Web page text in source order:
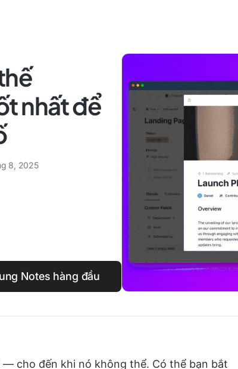
nhất để
8, 2025
Notes hàng đầu
cho đến khi nó không thể. Có thể bạn bắt